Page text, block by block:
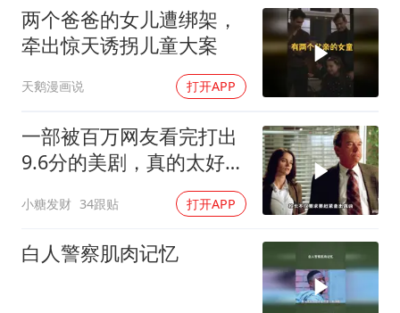
两个爸爸的女儿遭绑架，
牵出惊天诱拐儿童大案
天鹅漫画说 打开APP
一部被百万网友看完打出
9.6分的美剧，真的太好看
小糖发财 34跟贴 打开APP
白人警察肌肉记忆